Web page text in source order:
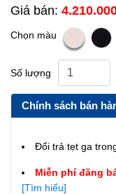
Giá bán:
Chọn màu
Số lượng
Chính sách bán
Đổi trả tẹt ga
Miễn phí đăng
[Tìm hiểu]